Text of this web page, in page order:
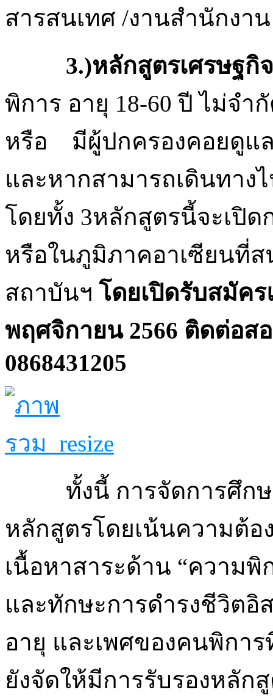
สารสนเทศ /งานสำนักงา
3.)หลักสูตรเศรษฐกิจ
พิการ อายุ 18-60 ปี ไม่จ
หรือ มีผู้ปกครองคอยดูแล
และหากสามารถเดินทาง
โดยทั้ง 3หลักสูตรนี้จะเปิ
หรือในภูมิภาคอาเซียนที่ส
สถาบันฯ โดยเปิดรับสมัค
พฤศจิกายน 2566 ติดต่อส
0868431205
ทั้งนี้ การจัดการศึก
หลักสูตรโดยเน้นความต้อ
เนื้อหาสาระด้าน “ความพิ
และทักษะการดำรงชีวิต
อายุ และเพศของคนพิกา
ยังจัดให้มีการรับรองหลัก